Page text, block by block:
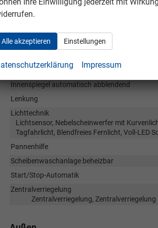
Assistenzsysteme
Regensensor, Tempomat,
Spurwechselassistent,
Winkel-Assistent, Querverkehrsassistent
Notrufsystem, Abstandswarner,
Fahrprofilauswahl
Innenspiegel automatisch abblendend
Lenkung
Lichttechnik
Lichtsensor, Nebelscheinwerfer mit
Tagfahrlicht, Blendfreies Fernlicht, Voll-LED
Pannenhilfe
Scheibenwaschanlage beheizbar
Start/Stop-Automatik
Zentralverriegelung
Zentralverriegelung,
Alle akzeptieren Einstellungen
Impressum